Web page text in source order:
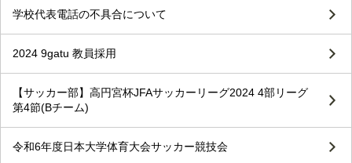
学校代表電話の不具合について
2024 9gatu 教員採用
【サッカー部】高円宮杯JFAサッカーリーグ2024 4部リーグ
第4節(Bチーム)
令和6年度日本大学体育大会サッカー競技会